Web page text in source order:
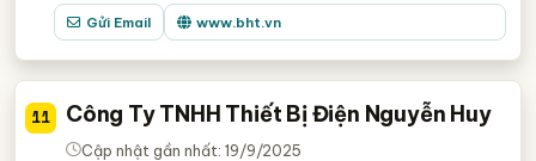
Gửi Email www.bht.vn
11 Công Ty TNHH Thiết Bị Điện Nguyễn Huy
Cập nhật gần nhất: 19/9/2025